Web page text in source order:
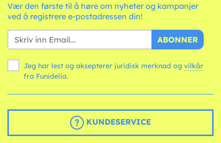
Vær den første til å høre om nyheter og kampanjer
ved å registrere e-postadressen din!
ABONNER
Jeg har lest og aksepterer juridisk merknad og vilkår
fra Funidelia.
KUNDESERVICE